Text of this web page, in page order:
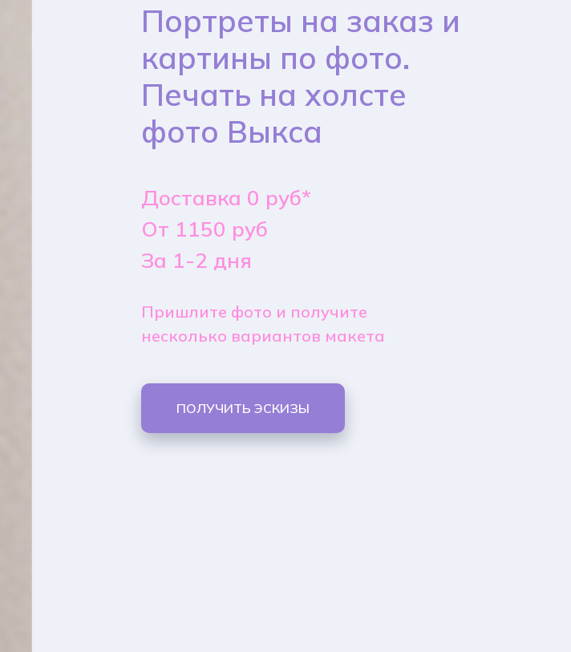
Портреты на заказ и
картины по фото.
Печать на холсте
фото Выкса
Доставка 0 руб*
От 1150 руб
За 1-2 дня
Пришлите фото и получите
несколько вариантов макета
ПОЛУЧИТЬ ЭСКИЗЫ